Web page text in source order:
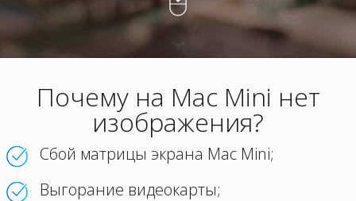
Почему на Mac Mini нет
изображения?
Сбой матрицы экрана Mac Mini;
Выгорание видеокарты;